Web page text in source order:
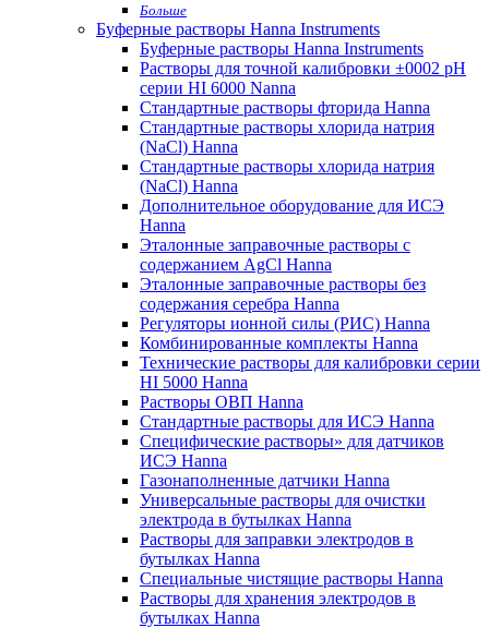
Больше
Буферные растворы Hanna Instruments
Буферные растворы Hanna Instruments
Растворы для точной калибровки ±0002 pH
серии HI 6000 Nanna
Стандартные растворы фторида Hanna
Стандартные растворы хлорида натрия
(NaCl) Hanna
Стандартные растворы хлорида натрия
(NaCl) Hanna
Дополнительное оборудование для ИСЭ
Hanna
Эталонные заправочные растворы с
содержанием AgCl Hanna
Эталонные заправочные растворы без
содержания серебра Hanna
Регуляторы ионной силы (РИС) Hanna
Комбинированные комплекты Hanna
Технические растворы для калибровки серии
HI 5000 Hanna
Растворы ОВП Hanna
Стандартные растворы для ИСЭ Hanna
Специфические растворы» для датчиков
ИСЭ Hanna
Газонаполненные датчики Hanna
Универсальные растворы для очистки
электрода в бутылках Hanna
Растворы для заправки электродов в
бутылках Hanna
Специальные чистящие растворы Hanna
Растворы для хранения электродов в
бутылках Hanna